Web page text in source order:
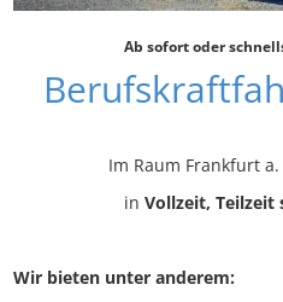
Ab sofort oder
Im Raum Frankfurt
in Vollzeit, Teilzeit
Wir bieten unter anderem: